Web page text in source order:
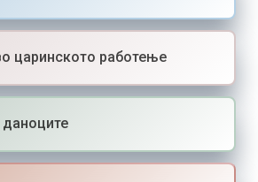
царинското работење
даноците